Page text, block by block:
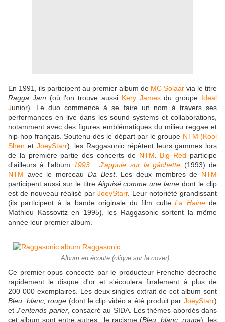
En 1991, ils participent au premier album de MC Solaar via le titre
Ragga Jam (où l'on trouve aussi Kery Jamesdu groupe Ideal
Junior). Le duo commence à se faire un nom à travers ses
performances en live dans les sound systems et collaborations,
notamment avec des figures emblématiques du milieu reggae et
hip-hop français. Soutenu dès le départ par le groupe NTM (Kool
Shen et JoeyStarr), les Raggasonic répètent leurs gammes lors
de la première partie des concerts de NTM Big Red participe
d'ailleurs à l'album
1993... J'appuie sur la gâchette (1993) de
NTM avec le morceau Da Best. Les deux membres de NTM
participent aussi sur le titre Aiguisé comme une lame dont le clip
est de nouveau réalisé par JoeyStarr. Leur notoriété grandissant
(ils participent à la bande originale du film culteLa Hainede
Mathieu Kassovitz en 1995), les Raggasonic sortent la même
année leur premier album.
Album en écoute (clique sur la cover)
Ce premier opus concocté par le producteur Frenchie décroche
rapidement le disque d'or et s'écoulera finalement à plus de
200 000 exemplaires. Les deux singles extrait de cet album sont
Bleu, blanc, rouge (dont le clip vidéo a été produit parJoeyStarr)
etJ'entends parler, consacré au SIDA. Les thèmes abordés dans
cet album sont entre autres : le racisme (Bleu, blanc, rouge), les